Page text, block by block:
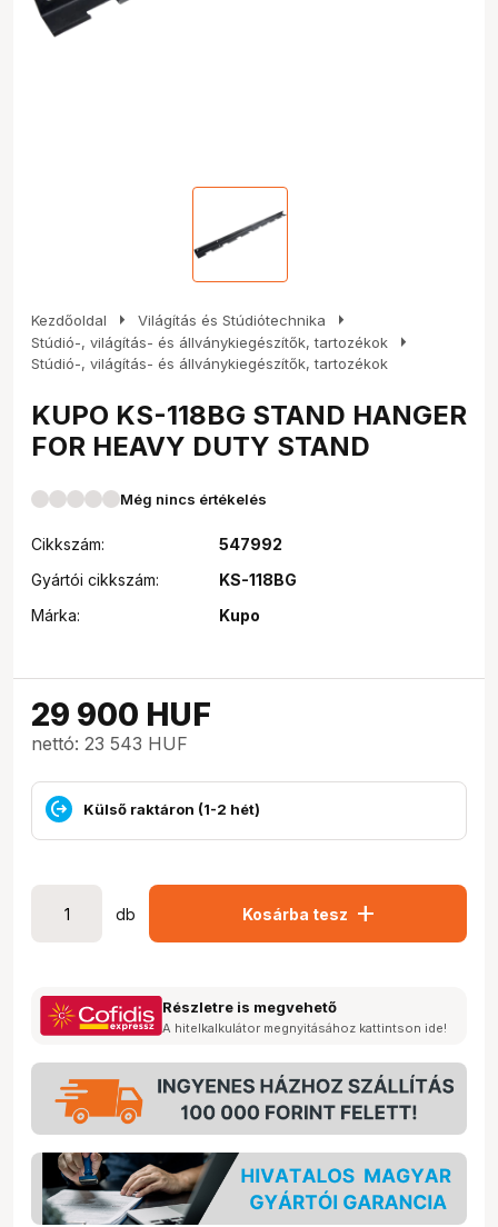
Kezdőoldal arrow_right Világítás és Stúdiótechnika arrow_right
Stúdió-, világítás- és állványkiegészítők, tartozékok arrow_right
Stúdió-, világítás- és állványkiegészítők, tartozékok
KUPO KS-118BG STAND HANGER
FOR HEAVY DUTY STAND
Még nincs értékelés
Cikkszám:
547992
Gyártói cikkszám:
KS-118BG
Márka:
Kupo
29 900 HUF
nettó: 23 543 HUF
Külső raktáron (1-2 hét)
db Kosárba tesz add
Részletre is megvehető
A hitelkalkulátor megnyitásához kattintson ide!